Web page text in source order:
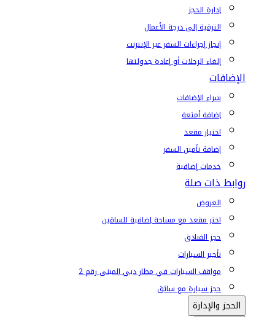
إدارة الحجز
الترقية إلى درجة الأعمال
إنجاز إجراءات السفر عبر الإنترنت
إلغاء الرحلات أو إعادة جدولتها
الإضافات
شراء الإضافات
إضافة أمتعة
اختيار مقعد
إضافة تأمين السفر
خدمات إضافية
روابط ذات صلة
العروض
اختر مقعد مع مساحة إضافية للساقين
حجز الفنادق
تأجير السيارات
مواقف السيارات في مطار دبي المبنى رقم 2
حجز سيارة مع سائق
الحجز والإدارة